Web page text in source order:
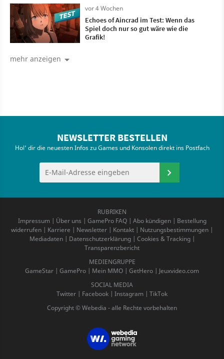
vor 4 Wochen
Echoes of Aincrad im Test: Wenn das
Spiel doch nur so gut wäre wie die
Grafik!
mehr anzeigen
NEWSLETTER BESTELLEN
Hol' dir die neuesten Infos zu Games und Konsolen direkt ins Postfach
RUBRIKEN
Impressum| Über uns | GamePro FAQ| Abo kündigen| Bestellung
widerrufen | Karriere | Newsletter | Kontakt | Nutzungsbestimmungen |
Mediadaten| Datenschutzerklärung| Cookies & Tracking|
Transparenzbericht
MEDIENGRUPPE
GameStar | GamePro | Mein MMO | GetHero | Jeuxvideo.com
SOCIAL MEDIA
Twitter | Facebook | Instagram | TikTok
Copyright © Webedia - alle Rechte vorbehalten